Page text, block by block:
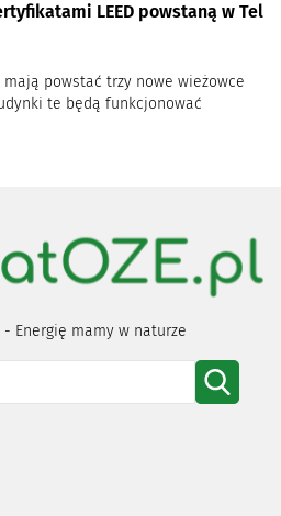
LEED powstaną w Tel
powstać trzy nowe wieżowce
te będą funkcjonować
- Energię mamy w naturze